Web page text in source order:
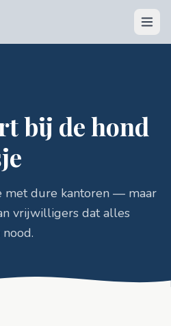
bij de hond
met dure kantoren — maar
vrijwilligers dat alles